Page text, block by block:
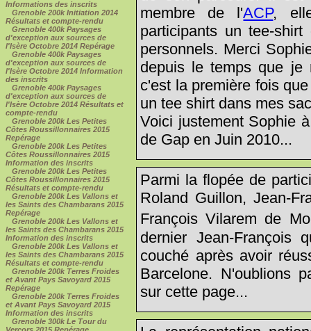
Informations des inscrits
Grenoble 200k Initiation 2014
Résultats et compte-rendu
Grenoble 400k Paysages
d'exception aux sources de
l'Isère Octobre 2014 Repérage
Grenoble 400k Paysages
d'exception aux sources de
l'Isère Octobre 2014 Information
des inscrits
Grenoble 400k Paysages
d'exception aux sources de
l'Isère Octobre 2014 Résultats et
compte-rendu
Grenoble 200k Les Petites
Côtes Roussillonnaires 2015
Repérage
Grenoble 200k Les Petites
Côtes Roussillonnaires 2015
Information des inscrits
Grenoble 200k Les Petites
Côtes Roussillonnaires 2015
Résultats et compte-rendu
Grenoble 200k Les Vallons et
les Saints des Chambarans 2015
Repérage
Grenoble 200k Les Vallons et
les Saints des Chambarans 2015
Information des inscrits
Grenoble 200k Les Vallons et
les Saints des Chambarans 2015
Résultats et compte-rendu
Grenoble 200k Terres Froides
et Avant Pays Savoyard 2015
Repérage
Grenoble 200k Terres Froides
et Avant Pays Savoyard 2015
Information des inscrits
Grenoble 300k Le Tour du
membre de l'ACP,
participants un tee-
personnels. Merci
depuis le temps que je
c'est la première fois
un tee shirt dans mes
Voici justement Sophie
de Gap en Juin 2010...
Parmi la flopée de
Roland Guillon, Jean-
François Vilarem de
dernier Jean-François
couché après avoir
Barcelone. N'oublions
sur cette page...